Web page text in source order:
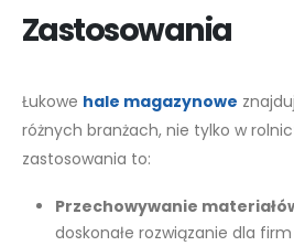
Zastosowania
Łukowe hale magazynowe
różnych branżach, nie tylko w
zastosowania to:
Przechowywanie
doskonałe rozwiązanie dla